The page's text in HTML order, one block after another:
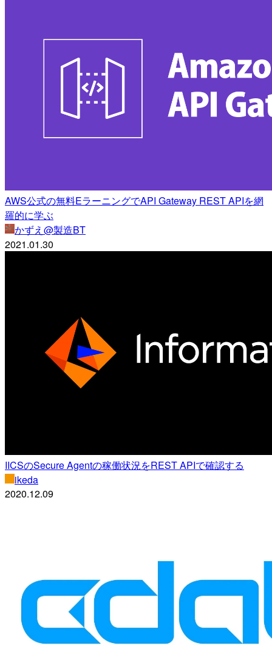
AWS公式の無料EラーニングでAPI Gateway REST APIを網
羅的に学ぶ
かずえ@製造BT
2021.01.30
IICSのSecure Agentの稼働状況をREST APIで確認する
ikeda
2020.12.09